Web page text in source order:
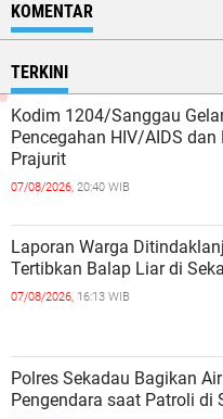
KOMENTAR
TERKINI
Kodim 1204/Sanggau
Pencegahan HIV/AIDS dan
Prajurit
07/08/2026, 20:40 WIB
Laporan Warga
Tertibkan Balap Liar di
07/08/2026, 16:13 WIB
Polres Sekadau Bagikan
Pengendara saat Patroli di